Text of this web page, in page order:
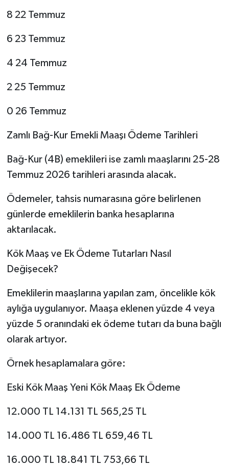
8 22 Temmuz
6 23 Temmuz
4 24 Temmuz
2 25 Temmuz
0 26 Temmuz
Zamlı Bağ-Kur Emekli Maaşı Ödeme Tarihleri
Bağ-Kur (4B) emeklileri ise zamlı maaşlarını 25-28
Temmuz 2026 tarihleri arasında alacak.
Ödemeler, tahsis numarasına göre belirlenen
günlerde emeklilerin banka hesaplarına
aktarılacak.
Kök Maaş ve Ek Ödeme Tutarları Nasıl
Değişecek?
Emeklilerin maaşlarına yapılan zam, öncelikle kök
aylığa uygulanıyor. Maaşa eklenen yüzde 4 veya
yüzde 5 oranındaki ek ödeme tutarı da buna bağlı
olarak artıyor.
Örnek hesaplamalara göre:
Eski Kök Maaş Yeni Kök Maaş Ek Ödeme
12.000 TL 14.131 TL 565,25 TL
14.000 TL 16.486 TL 659,46 TL
16.000 TL 18.841 TL 753,66 TL